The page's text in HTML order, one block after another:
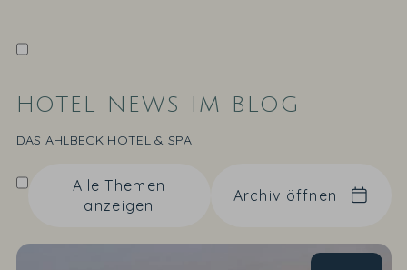
HOTEL NEWS IM BLOG
DAS AHLBECK HOTEL & SPA
Alle Themen
anzeigen
Archiv öffnen